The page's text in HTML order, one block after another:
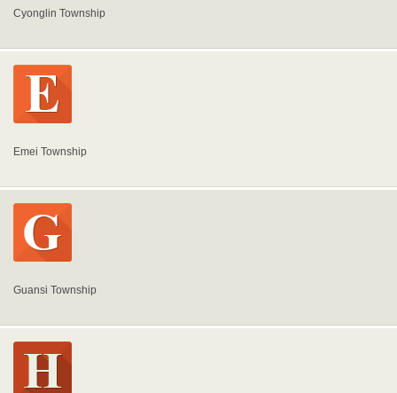
Cyonglin Township
Emei Township
Guansi Township